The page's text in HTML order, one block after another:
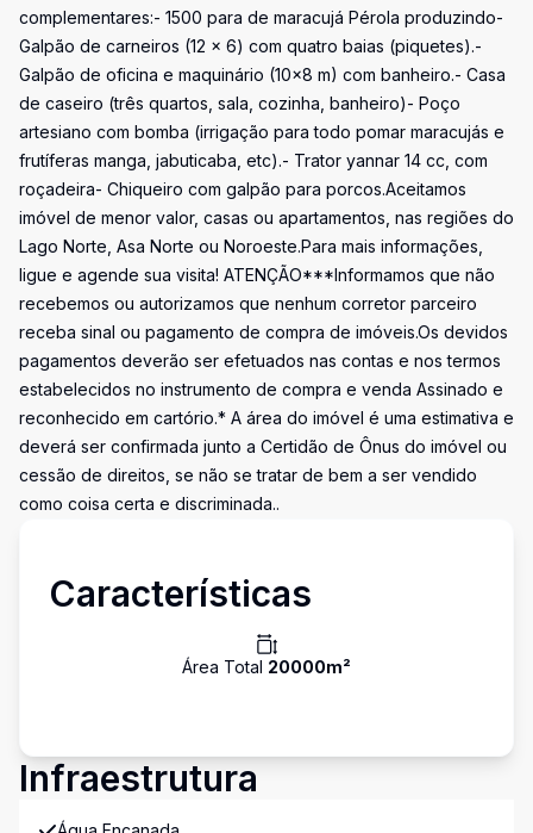
complementares:- 1500 para de maracujá Pérola produzindo-
Galpão de carneiros (12 x 6) com quatro baias (piquetes).-
Galpão de oficina e maquinário (10x8 m) com banheiro.- Casa
de caseiro (três quartos, sala, cozinha, banheiro)- Poço
artesiano com bomba (irrigação para todo pomar maracujás e
frutíferas manga, jabuticaba, etc).- Trator yannar 14 cc, com
roçadeira- Chiqueiro com galpão para porcos.Aceitamos
imóvel de menor valor, casas ou apartamentos, nas regiões do
Lago Norte, Asa Norte ou Noroeste.Para mais informações,
ligue e agende sua visita! ATENÇÃO***Informamos que não
recebemos ou autorizamos que nenhum corretor parceiro
receba sinal ou pagamento de compra de imóveis.Os devidos
pagamentos deverão ser efetuados nas contas e nos termos
estabelecidos no instrumento de compra e venda Assinado e
reconhecido em cartório.* A área do imóvel é uma estimativa e
deverá ser confirmada junto a Certidão de Ônus do imóvel ou
cessão de direitos, se não se tratar de bem a ser vendido
como coisa certa e discriminada..
Características
Área Total 20000m²
Infraestrutura